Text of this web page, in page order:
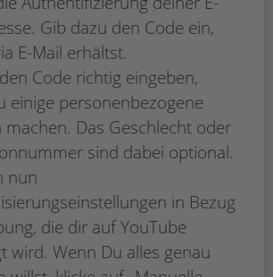
Gib dazu den Code ein,
E-Mail erhältst.
Code richtig eingeben,
einige personenbezogene
machen. Das Geschlecht oder
sind dabei optional.
nun
in Bezug
die dir auf YouTube
wird. Wenn Du alles genau